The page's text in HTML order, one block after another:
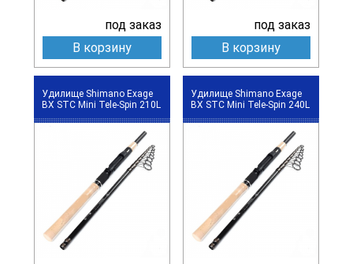
под заказ
В корзину
под заказ
В корзину
Удилище Shimano Exage
BX STC Mini Tele-Spin 210L
Удилище Shimano Exage
BX STC Mini Tele-Spin 240L